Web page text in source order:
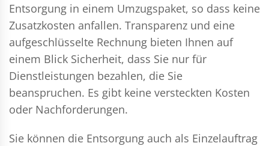
Entsorgung in einem Umzugspaket, so dass keine
Zusatzkosten anfallen. Transparenz und eine
aufgeschlüsselte Rechnung bieten Ihnen auf
einem Blick Sicherheit, dass Sie nur für
Dienstleistungen bezahlen, die Sie
beanspruchen. Es gibt keine versteckten Kosten
oder Nachforderungen.
Sie können die Entsorgung auch als Einzelauftrag